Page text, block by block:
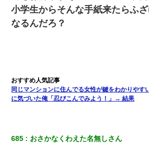
（あまりにも希望通り）
小学生の妹が20代の弟とチューしてるのに
出張中の旦那から『フリンしやがって、こ
「本当に家まで来たの？証拠は？」旦那「
いのか！」→ 離婚後
小学生からそんな手紙来たらふ
なるんだろ？
同じマンションに住んでる女性が鍵をわかりやす
に気づいた俺「忍びこんでみよう！」→ 結果
685 おさかなくわえた名無しさん